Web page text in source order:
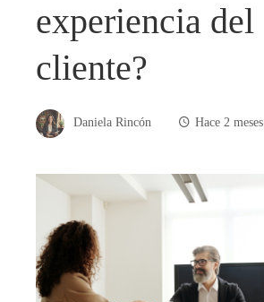
experiencia del
cliente?
Daniela Rincón Hace 2 meses